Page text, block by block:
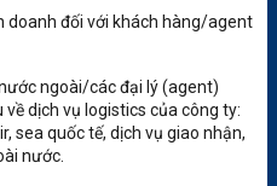
doanh đối với khách hàng/agent
ngoài/các đại lý (agent)
dịch vụ logistics của công ty:
sea quốc tế, dịch vụ giao nhận,
nước.